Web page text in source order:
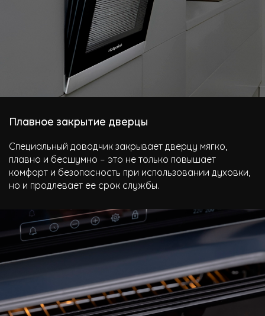
Плавное закрытие дверцы
Специальный доводчик закрывает дверцу мягко,
плавно и бесшумно – это не только повышает
комфорт и безопасность при использовании духовки,
но и продлевает ее срок службы.